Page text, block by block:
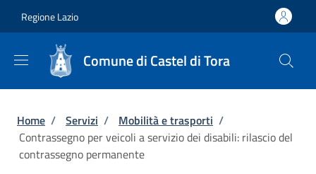
Regione Lazio
Comune di Castel di Tora
Briciole di pane
Home / Servizi / Mobilità e trasporti /
Contrassegno per veicoli a servizio dei disabili: rilascio del
contrassegno permanente